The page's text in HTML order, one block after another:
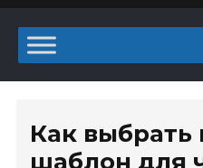
Как выбрать
шаблон для